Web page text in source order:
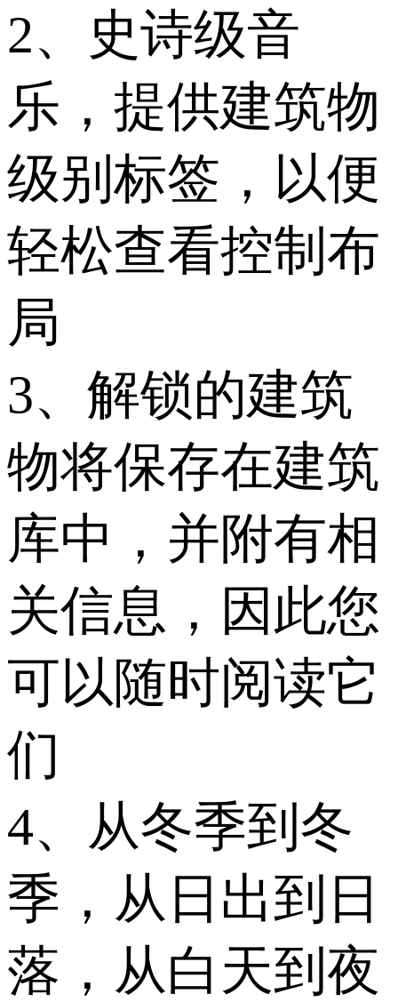
2、史诗级音
乐，提供建筑物
级别标签，以便
轻松查看控制布
局
3、解锁的建筑
物将保存在建筑
库中，并附有相
关信息，因此您
可以随时阅读它
们
4、从冬季到冬
季，从日出到日
落，从白天到夜